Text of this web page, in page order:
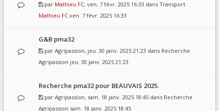
par Mathieu FC, ven. 7 févr. 2025 16:33 dans Transport
Mathieu FC ven. 7 févr. 2025 16:33
G&B pma32
par Agripassion, jeu. 30 janv. 2025 21:23 dans Recherche
Agripassion jeu. 30 janv. 2025 21:23
Recherche pma32 pour BEAUVAIS 2025.
par Agripassion, sam. 18 janv. 2025 18:45 dans Recherche
Agripassion sam. 18 janv. 2025 18:45